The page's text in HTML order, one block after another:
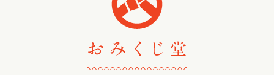
〰〰〰〰〰〰〰〰〰